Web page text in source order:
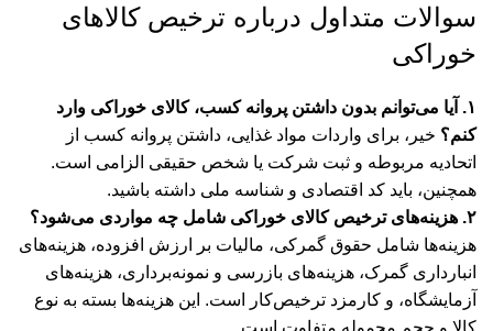
سوالات متداول درباره ترخیص کالاهای
خوراکی
۱. آیا می‌توانم بدون داشتن پروانه کسب، کالای خوراکی وارد
کنم؟ خیر، برای واردات مواد غذایی، داشتن پروانه کسب از
اتحادیه مربوطه و ثبت شرکت یا شخص حقیقی الزامی است.
همچنین، باید کد اقتصادی و شناسه ملی داشته باشید.
۲. هزینه‌های ترخیص کالای خوراکی شامل چه مواردی می‌شود؟
هزینه‌ها شامل حقوق گمرکی، مالیات بر ارزش افزوده، هزینه‌های
انبارداری گمرک، هزینه‌های بازرسی و نمونه‌برداری، هزینه‌های
آزمایشگاه، و کارمزد ترخیص‌کار است. این هزینه‌ها بسته به نوع
کالا و حجم محموله متفاوت است.